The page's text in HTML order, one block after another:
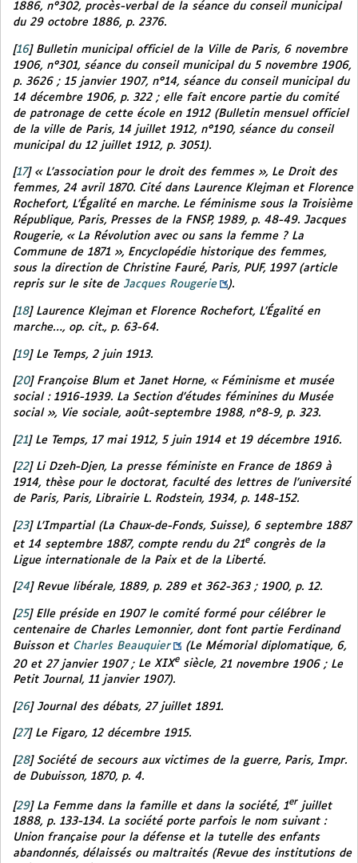
1886, n°302, procès-verbal de la séance du conseil municipal
du 29 octobre 1886, p. 2376.
[16] Bulletin municipal officiel de la Ville de Paris, 6 novembre
1906, n°301, séance du conseil municipal du 5 novembre 1906,
p. 3626 ; 15 janvier 1907, n°14, séance du conseil municipal du
14 décembre 1906, p. 322 ; elle fait encore partie du comité
de patronage de cette école en 1912 (Bulletin mensuel officiel
de la ville de Paris, 14 juillet 1912, n°190, séance du conseil
municipal du 12 juillet 1912, p. 3051).
[17] « L’association pour le droit des femmes », Le Droit des
femmes, 24 avril 1870. Cité dans Laurence Klejman et Florence
Rochefort, L’Égalité en marche. Le féminisme sous la Troisième
République, Paris, Presses de la FNSP, 1989, p. 48-49. Jacques
Rougerie, « La Révolution avec ou sans la femme ? La
Commune de 1871 », Encyclopédie historique des femmes,
sous la direction de Christine Fauré, Paris, PUF, 1997 (article
repris sur le site de Jacques Rougerie ).
[18] Laurence Klejman et Florence Rochefort, L’Égalité en
marche…, op. cit., p. 63-64.
[19] Le Temps, 2 juin 1913.
[20] Françoise Blum et Janet Horne, « Féminisme et musée
social : 1916-1939. La Section d’études féminines du Musée
social », Vie sociale, août-septembre 1988, n°8-9, p. 323.
[21] Le Temps, 17 mai 1912, 5 juin 1914 et 19 décembre 1916.
[22] Li Dzeh-Djen, La presse féministe en France de 1869 à
1914, thèse pour le doctorat, faculté des lettres de l’université
de Paris, Paris, Librairie L. Rodstein, 1934, p. 148-152.
[23] L’Impartial (La Chaux-de-Fonds, Suisse), 6 septembre 1887
et 14 septembre 1887, compte rendu du 21econgrès de la
Ligue internationale de la Paix et de la Liberté.
[24] Revue libérale, 1889, p. 289 et 362-363 ; 1900, p. 12.
[25] Elle préside en 1907 le comité formé pour célébrer le
centenaire de Charles Lemonnier, dont font partie Ferdinand
Buisson et Charles Beauquier (Le Mémorial diplomatique, 6,
20 et 27 janvier 1907 ; Le XIXesiècle, 21 novembre 1906 ; Le
Petit Journal, 11 janvier 1907).
[26] Journal des débats, 27 juillet 1891.
[27] Le Figaro, 12 décembre 1915.
[28] Société de secours aux victimes de la guerre, Paris, Impr.
de Dubuisson, 1870, p. 4.
[29] La Femme dans la famille et dans la société, 1er juillet
1888, p. 133-134. La société porte parfois le nom suivant :
Union française pour la défense et la tutelle des enfants
abandonnés, délaissés ou maltraités (Revue des institutions de